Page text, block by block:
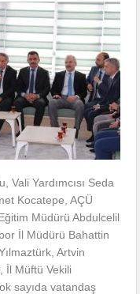
Vali Yardımcısı Seda
Kocatepe, AÇÜ
Müdürü Abdulcelil
İl Müdürü Bahattin
Artvin
İl Müftü Vekili
sayıda vatandaş